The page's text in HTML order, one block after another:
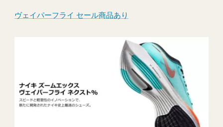
ヴェイパーフライ セール商品あり